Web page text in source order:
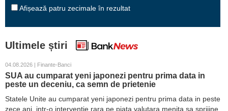
Afișează patru zecimale în rezultat
Ultimele știri
04.08.2026 | Finante-Banci
SUA au cumparat yeni japonezi pentru prima data in
peste un deceniu, ca semn de prietenie
Statele Unite au cumparat yeni japonezi pentru prima data in peste
zece ani, intr-o interventie rara pe piata valutara menita sa sprijine